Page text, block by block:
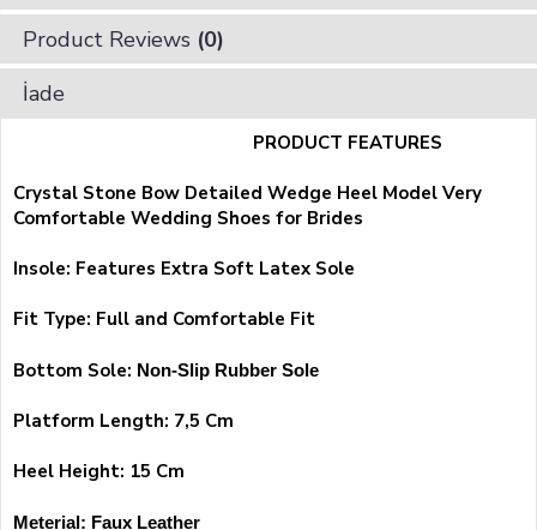
Product Reviews (0)
İade
PRODUCT FEATURES
Crystal Stone Bow Detailed Wedge Heel Model Very
Comfortable Wedding Shoes for Brides
Insole: Features Extra Soft Latex Sole
Fit Type: Full and Comfortable Fit
Bottom Sole: Non-Slip Rubber Sole
Platform Length: 7,5 Cm
Heel Height: 15 Cm
Meterial: Faux Leather